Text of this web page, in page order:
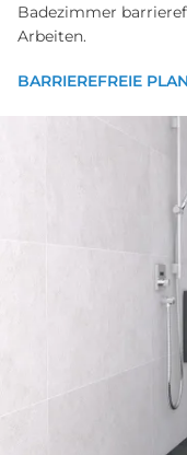
Badezimmer
Arbeiten.
BARRIEREFREIE